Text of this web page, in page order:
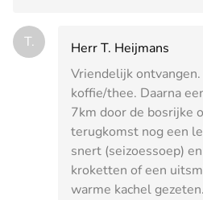
T.
Herr T. Heijmans
Vriendelijk
koffie/thee. Daarna
7km door de bosrijke
terugkomst nog een
snert (seizoessoep)
kroketten of een
warme kachel